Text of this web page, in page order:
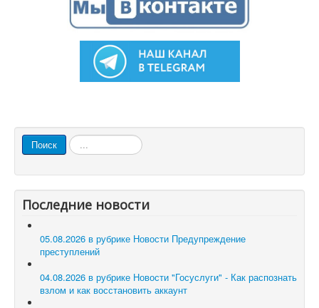
Поиск Искать...
Последние новости
05.08.2026 в рубрике Новости Предупреждение
преступлений
04.08.2026 в рубрике Новости "Госуслуги" - Как распознать
взлом и как восстановить аккаунт